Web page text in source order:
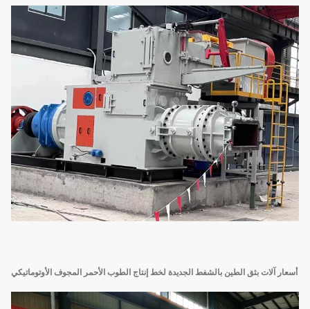
أسعار آلات بثق الطين بالشفط الجديدة لخط إنتاج الطوب الأحمر المجوف الأوتوماتيكي